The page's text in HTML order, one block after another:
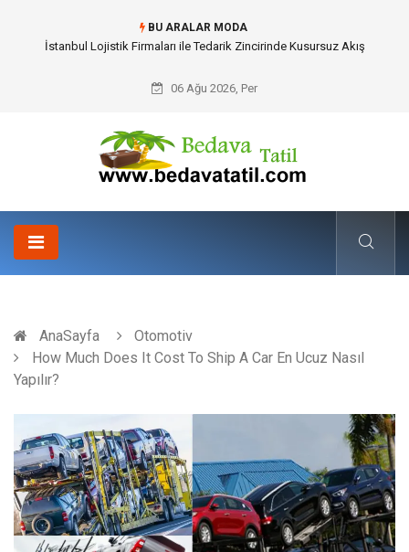
BU ARALAR MODA
Dalaman Bozburun Transfer: Seyahat Prestijinde Ve Zaman Yönetiminde
06 Ağu 2026, Per
AnaSayfa
Otomotiv
How Much Does It Cost To Ship A Car En Ucuz Nasıl
Yapılır?